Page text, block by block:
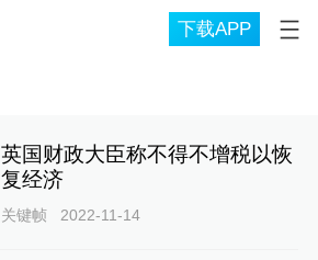
下载APP
英国财政大臣称不得不增税以恢
复经济
关键帧 2022-11-14